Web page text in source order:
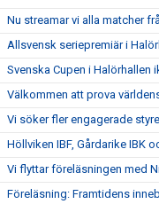
Nu streamar vi alla matcher
Allsvensk seriepremiär i
Svenska Cupen i Halörhallen
Välkommen att prova
Vi söker fler engagerade
Höllviken IBF, Gårdarike IBK
Vi flyttar föreläsningen med
Föreläsning: Framtidens